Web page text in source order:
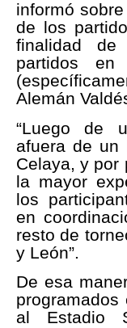
informó
de los
finalidad
partidos
Alemán
“Luego de
afuera de un
Celaya, y por
la mayor
los
en
resto de
y León”.
De esa
programados
al Estadio